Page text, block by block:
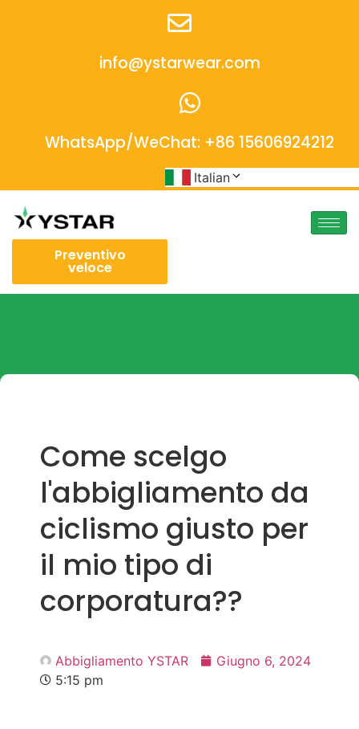
info@ystarwear.com
WhatsApp/WeChat: +86 15606924212
Italian
Preventivo
veloce
Come scelgo
l'abbigliamento da
ciclismo giusto per
il mio tipo di
corporatura??
Abbigliamento YSTAR
Giugno 6, 2024
5:15 pm